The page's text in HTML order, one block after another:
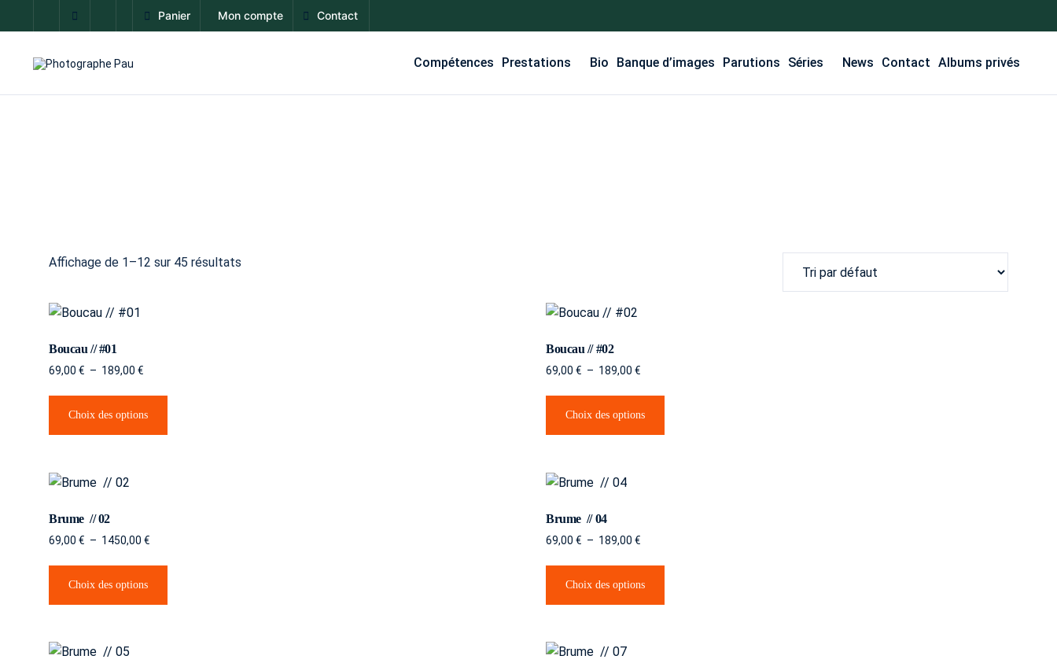
Panier Mon compte Contact
Compétences Prestations Bio Banque d’images Parutions Séries News Contact Albums privés
Affichage de 1–12 sur 45 résultats
Boucau // #01
69,00 € – 189,00 €
Choix des options
Boucau // #02
69,00 € – 189,00 €
Choix des options
Brume // 02
69,00 € – 1450,00 €
Choix des options
Brume // 04
69,00 € – 189,00 €
Choix des options